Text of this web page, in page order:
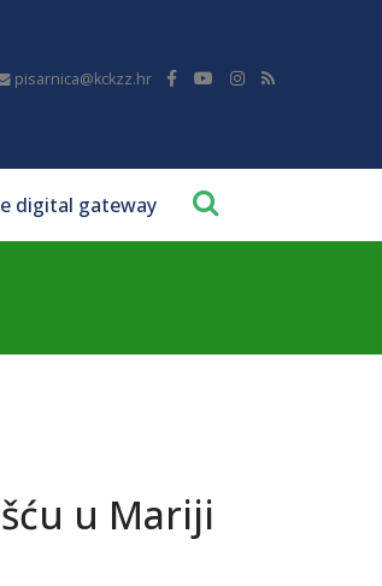
pisarnica@kckzz.hr
digital gateway
u Mariji